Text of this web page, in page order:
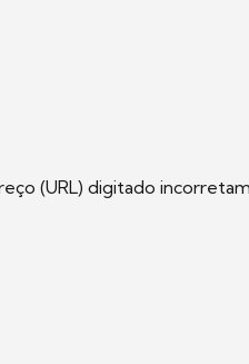
(URL) digitado